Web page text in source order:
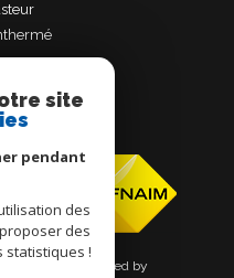
| Traduction powered by
site
pendant
des
des
statistiques !